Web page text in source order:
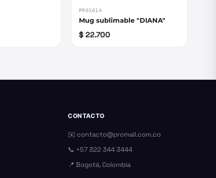
PRO1614
Mug sublimable "DIANA"
$ 22.700
CONTACTO
✉️contacto@promall.com.co
📞 +57 322 344 3444
📍 Bogotá, Colombia